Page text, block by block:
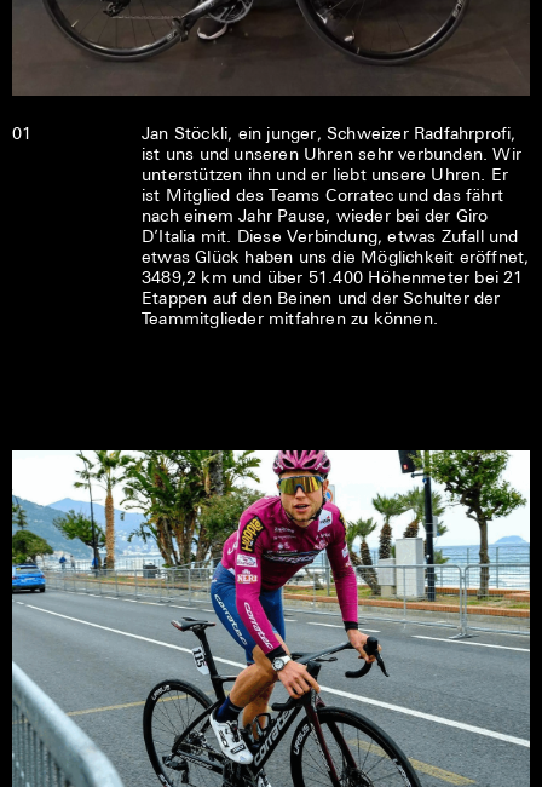
01
Jan Stöckli, ein junger, Schweizer Radfahrprofi,
ist uns und unseren Uhren sehr verbunden. Wir
unterstützen ihn und er liebt unsere Uhren. Er
ist Mitglied des Teams Corratec und das fährt
nach einem Jahr Pause, wieder bei der Giro
D’Italia mit. Diese Verbindung, etwas Zufall und
etwas Glück haben uns die Möglichkeit eröffnet,
3489,2 km und über 51.400 Höhenmeter bei 21
Etappen auf den Beinen und der Schulter der
Teammitglieder mitfahren zu können.